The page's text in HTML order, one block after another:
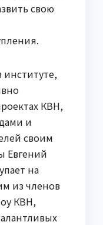
свою
КВН,
и
своим
Евгений
на
из членов
КВН,